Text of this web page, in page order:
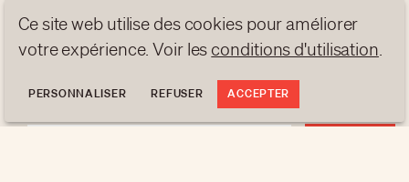
NEWS GEN Z
ANALYSES
TRENDS TO WATCH
PROTECTION DES DONNÉES
contact@luxurytribune.com
Conçu parAntistatique
Ce site web utilise des cookies pour améliorer
votre expérience. Voir les conditions d'utilisation
PERSONNALISER REFUSER ACCEPTER